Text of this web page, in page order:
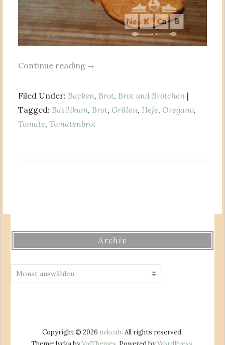
Continue reading →
Filed Under: Backen, Brot, Brot und Brötchen |
Tagged: Basilikum, Brot, Grillen, Hefe, Oregano,
Tomate, Tomatenbrot
Archiv
Copyright © 2026 nekcab. All rights reserved.